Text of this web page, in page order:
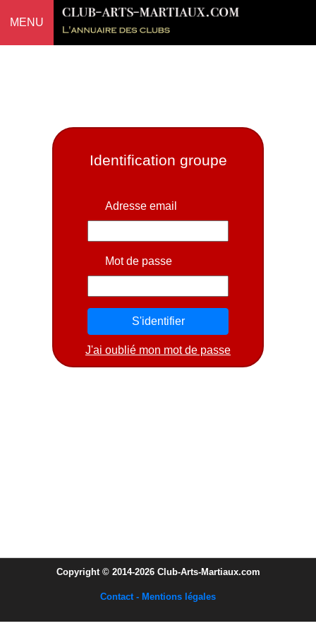
MENU
Identification groupe
Adresse email
Mot de passe
J'ai oublié mon mot de passe
Copyright © 2014-2026 Club-Arts-Martiaux.com
Contact - Mentions légales